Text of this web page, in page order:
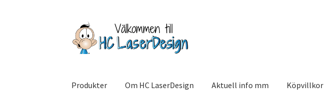
Hoppa
till
navigering
Hoppa
till
innehåll
Produkter Om HC LaserDesign Aktuell info mm Köpvillkor